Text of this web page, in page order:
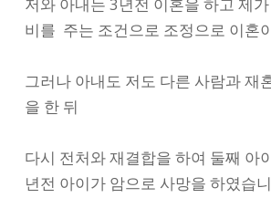
비를 주는 조건으로 조정으로 이혼
그러나 아내도 저도 다른 사람과 재
을 한 뒤
다시 전처와 재결합을 하여 둘째 아
년전 아이가 암으로 사망을 하였습